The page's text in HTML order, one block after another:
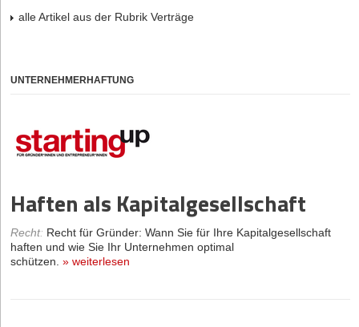
alle Artikel aus der Rubrik Verträge
UNTERNEHMERHAFTUNG
Haften als Kapitalgesellschaft
Recht: Recht für Gründer: Wann Sie für Ihre Kapitalgesellschaft
haften und wie Sie Ihr Unternehmen optimal
schützen. » weiterlesen